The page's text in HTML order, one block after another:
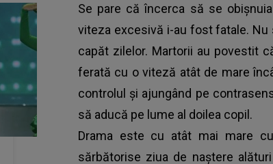
Se pare că încerca să se
viteza excesivă i-au fost fatale.
capăt zilelor. Martorii au povestit
ferată cu o viteză atât de mare
controlul și ajungând pe
să aducă pe lume al doilea copil.
Drama este cu atât mai mare
sărbătorise ziua de naștere